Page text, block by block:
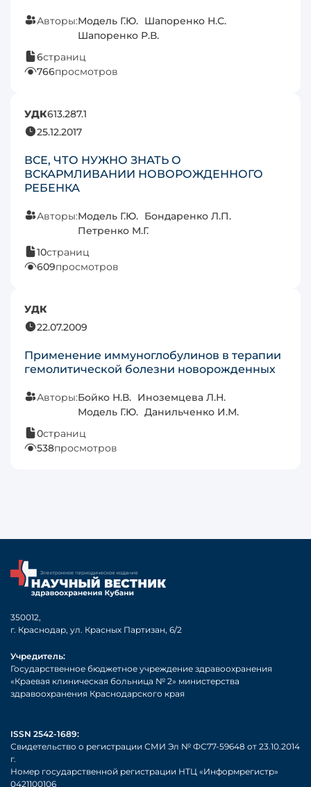
Авторы:Модель Г.Ю. Шапоренко Н.С.
Шапоренко Р.В.
6страниц
766просмотров
УДК613.287.1
25.12.2017
ВСЕ, ЧТО НУЖНО ЗНАТЬ О
ВСКАРМЛИВАНИИ НОВОРОЖДЕННОГО
РЕБЕНКА
Авторы:Модель Г.Ю. Бондаренко Л.П.
Петренко М.Г.
10страниц
609просмотров
УДК
22.07.2009
Применение иммуноглобулинов в терапии
гемолитической болезни новорожденных
Авторы:Бойко Н.В. Иноземцева Л.Н.
Модель Г.Ю. Данильченко И.М.
0страниц
538просмотров
350012,
г. Краснодар, ул. Красных Партизан, 6/2
Учредитель:
Государственное бюджетное учреждение здравоохранения
«Краевая клиническая больница № 2» министерства
здравоохранения Краснодарского края
ISSN 2542-1689:
Свидетельство о регистрации СМИ Эл № ФС77-59648 от 23.10.2014
г.
Номер государственной регистрации НТЦ «Информрегистр»
0421100106